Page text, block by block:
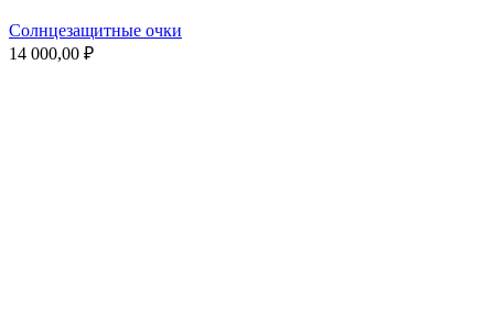
Солнцезащитные очки
14 000,00 ₽